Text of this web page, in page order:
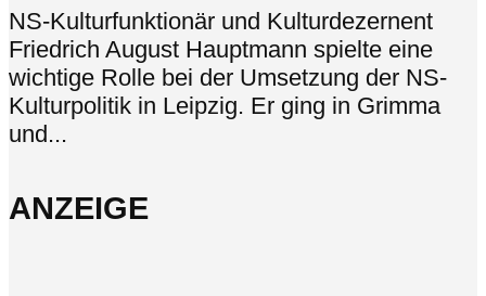
NS-Kulturfunktionär und Kulturdezernent
Friedrich August Hauptmann spielte eine
wichtige Rolle bei der Umsetzung der NS-
Kulturpolitik in Leipzig. Er ging in Grimma
und...
ANZEIGE